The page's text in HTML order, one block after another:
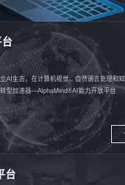
AI生态，在计算机视觉、自然语言处理和
型加速器—AlphaMind®AI能力开放平台
台